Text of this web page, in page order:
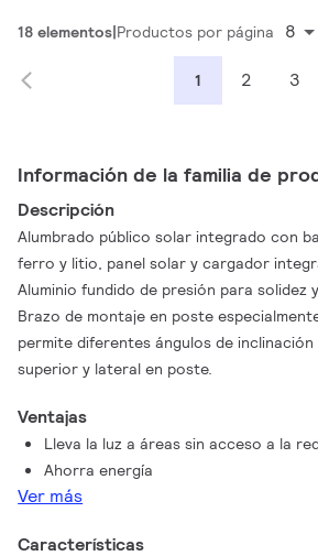
18 elementos Productos por página 8
1 2 3
Información de la familia de
Descripción
Alumbrado público solar integrado con
ferro y litio, panel solar y cargador
Aluminio fundido de presión para solidez
Brazo de montaje en poste
permite diferentes ángulos de
superior y lateral en poste.
Ventajas
Lleva la luz a áreas sin acceso a la
Ahorra energía
Ver más
Características